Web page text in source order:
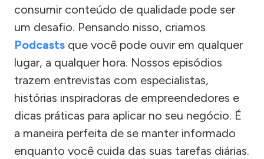
consumir conteúdo de qualidade pode ser
um desafio. Pensando nisso, criamos
Podcasts que você pode ouvir em qualquer
lugar, a qualquer hora. Nossos episódios
trazem entrevistas com especialistas,
histórias inspiradoras de empreendedores e
dicas práticas para aplicar no seu negócio. É
a maneira perfeita de se manter informado
enquanto você cuida das suas tarefas diárias.